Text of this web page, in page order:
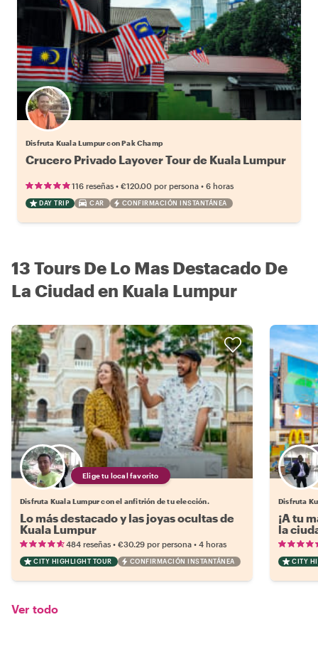
Disfruta Kuala Lumpur con Pak Champ
Crucero Privado Layover Tour de Kuala Lumpur
116 reseñas • €120.00 por persona • 6 horas
DAY TRIP CAR CONFIRMACIÓN INSTANTÁNEA
13 Tours De Lo Mas Destacado De
La Ciudad en Kuala Lumpur
Elige tu local favorito
Disfruta Kuala Lumpur con el anfitrión de tu elección.
Lo más destacado y las joyas ocultas de
Kuala Lumpur
484 reseñas • €30.29 por persona • 4 horas
CITY HIGHLIGHT TOUR CONFIRMACIÓN INSTANTÁNEA
Disfruta
¡A tu
la
CITY
Ver todo